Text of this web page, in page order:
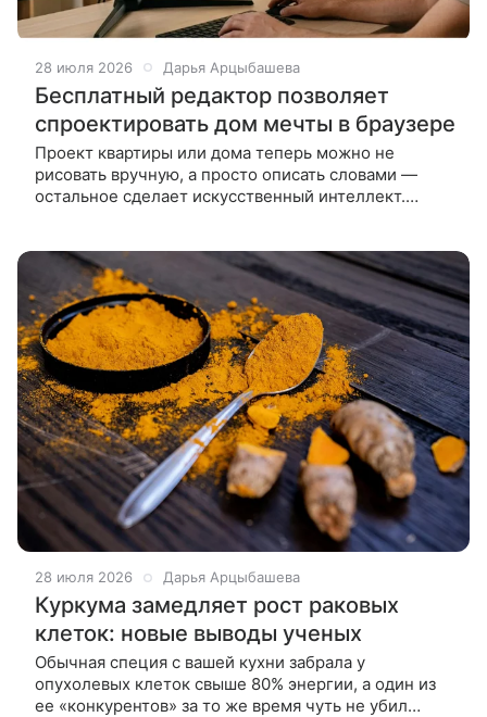
28 июля 2026 Дарья Арцыбашева
Бесплатный редактор позволяет
спроектировать дом мечты в браузере
Проект квартиры или дома теперь можно не
рисовать вручную, а просто описать словами —
остальное сделает искусственный интеллект.
28 июля 2026 Дарья Арцыбашева
Куркума замедляет рост раковых
клеток: новые выводы ученых
Обычная специя с вашей кухни забрала у
опухолевых клеток свыше 80% энергии, а один из
ее «конкурентов» за то же время чуть не убил